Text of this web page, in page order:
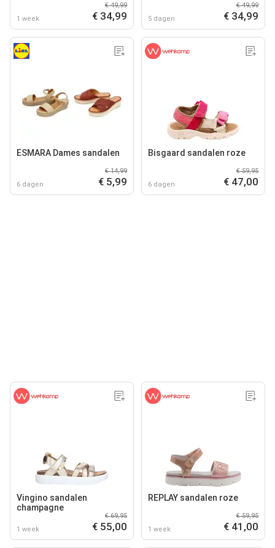
1 week
€ 49,99
€ 34,99 5 dagen
€ 49,99
€ 34,99
ESMARA Dames sandalen
6 dagen
€ 14,99
€ 5,99
Bisgaard sandalen roze
6 dagen
€ 59,95
€ 47,00
Vingino sandalen
champagne
1 week
€ 69,95
€ 55,00
REPLAY sandalen roze
1 week
€ 59,95
€ 41,00